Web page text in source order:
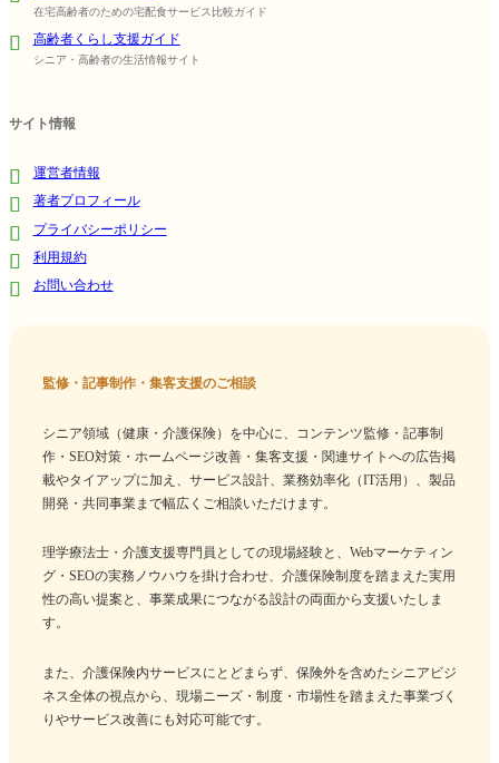
在宅高齢者のための宅配食サービス比較ガイド
高齢者くらし支援ガイド
シニア・高齢者の生活情報サイト
サイト情報
運営者情報
著者プロフィール
プライバシーポリシー
利用規約
お問い合わせ
監修・記事制作・集客支援のご相談
シニア領域（健康・介護保険）を中心に、コンテンツ監修・記事制
作・SEO対策・ホームページ改善・集客支援・関連サイトへの広告掲
載やタイアップに加え、サービス設計、業務効率化（IT活用）、製品
開発・共同事業まで幅広くご相談いただけます。
理学療法士・介護支援専門員としての現場経験と、Webマーケティン
グ・SEOの実務ノウハウを掛け合わせ、介護保険制度を踏まえた実用
性の高い提案と、事業成果につながる設計の両面から支援いたしま
す。
また、介護保険内サービスにとどまらず、保険外を含めたシニアビジ
ネス全体の視点から、現場ニーズ・制度・市場性を踏まえた事業づく
りやサービス改善にも対応可能です。